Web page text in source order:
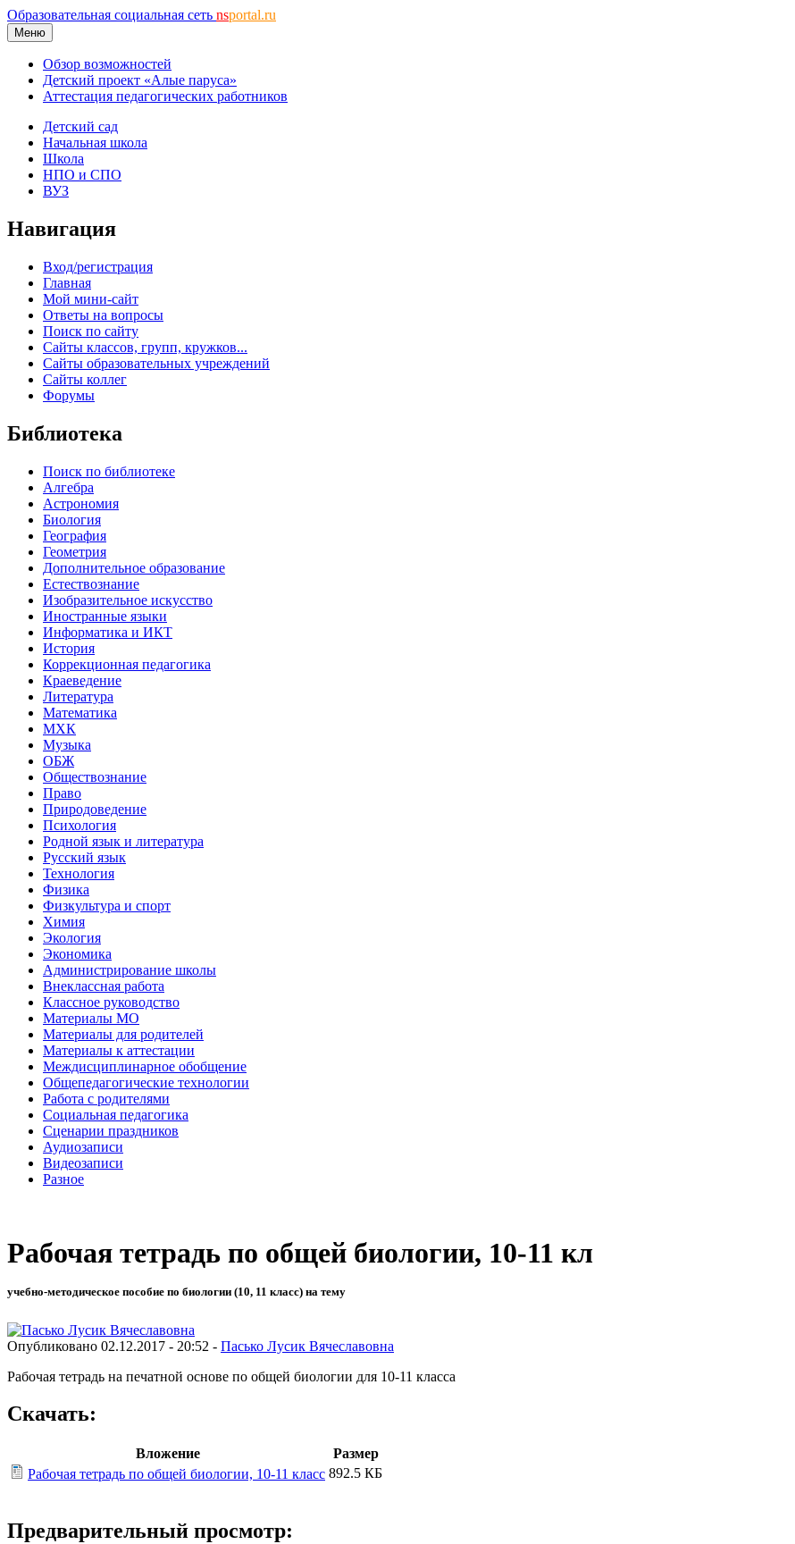
Образовательная социальная сеть nsportal.ru
Меню
Обзор возможностей
Детский проект «Алые паруса»
Аттестация педагогических работников
Детский сад
Начальная школа
Школа
НПО и СПО
ВУЗ
Навигация
Вход/регистрация
Главная
Мой мини-сайт
Ответы на вопросы
Поиск по сайту
Сайты классов, групп, кружков...
Сайты образовательных учреждений
Сайты коллег
Форумы
Библиотека
Поиск по библиотеке
Алгебра
Астрономия
Биология
География
Геометрия
Дополнительное образование
Естествознание
Изобразительное искусство
Иностранные языки
Информатика и ИКТ
История
Коррекционная педагогика
Краеведение
Литература
Математика
МХК
Музыка
ОБЖ
Обществознание
Право
Природоведение
Психология
Родной язык и литература
Русский язык
Технология
Физика
Физкультура и спорт
Химия
Экология
Экономика
Администрирование школы
Внеклассная работа
Классное руководство
Материалы МО
Материалы для родителей
Материалы к аттестации
Междисциплинарное обобщение
Общепедагогические технологии
Работа с родителями
Социальная педагогика
Сценарии праздников
Аудиозаписи
Видеозаписи
Разное
Рабочая тетрадь по общей биологии, 10-11 кл
учебно-методическое пособие по биологии (10, 11 класс) на тему
Опубликовано 02.12.2017 - 20:52 - Пасько Лусик Вячеславовна
Рабочая тетрадь на печатной основе по общей биологии для 10-11 класса
Скачать:
Вложение
Размер
Рабочая тетрадь по общей биологии, 10-11 класс 892.5 КБ
Предварительный просмотр: